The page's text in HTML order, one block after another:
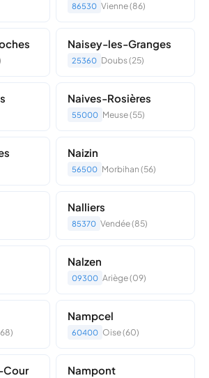
86530 Vienne (86)
Naisey-les-Granges
25360 Doubs (25)
Naives-Rosières
55000 Meuse (55)
Naizin
56500 Morbihan (56)
Nalliers
85370 Vendée (85)
Nalzen
09300 Ariège (09)
Nampcel
60400 Oise (60)
Cour Nampont